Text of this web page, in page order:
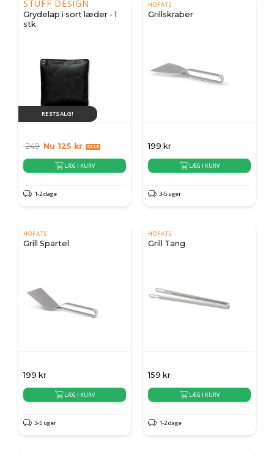
STUFF DESIGN
Grydelap i sort læder - 1
stk.
RESTSALG!
249 Nu 125 kr
LÆG I KURV
1-2 dage
HÖFATS
Grillskraber
199 kr
LÆG I KURV
3-5 uger
HÖFATS
Grill Spartel
199 kr
LÆG I KURV
3-5 uger
HÖFATS
Grill Tang
159 kr
LÆG I KURV
1-2 dage